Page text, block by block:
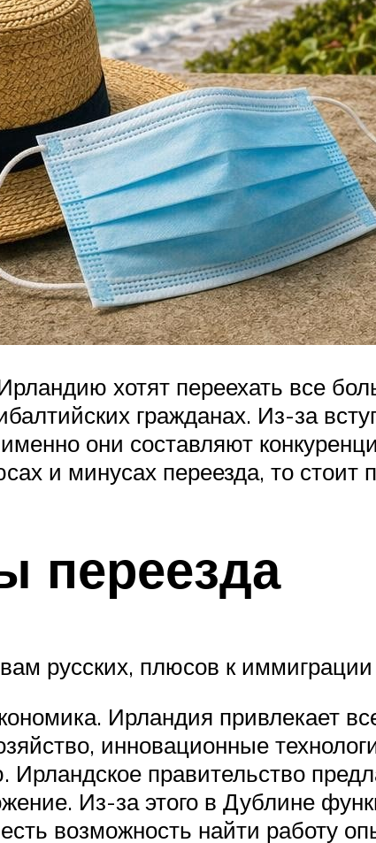
хотят переехать все
гражданах. Из-за
они составляют
и минусах переезда, то
переезда
русских, плюсов к
Ирландия привлекает
инновационные
правительство
Из-за этого в Дублине
возможность найти работу